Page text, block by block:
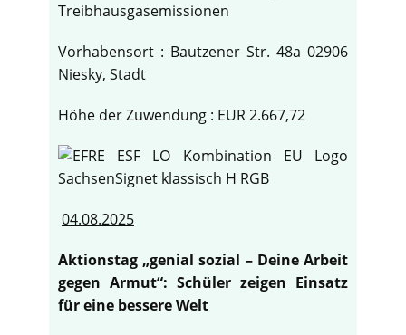
Treibhausgasemissionen
Vorhabensort : Bautzener Str. 48a 02906
Niesky, Stadt
Höhe der Zuwendung : EUR 2.667,72
04.08.2025
Aktionstag „genial sozial – Deine Arbeit
gegen Armut“: Schüler zeigen Einsatz
für eine bessere Welt